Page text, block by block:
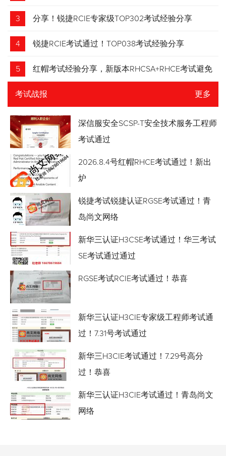
3 分享！锐捷RCIE专家级TOP302考试经验分享
4 锐捷RCIE考试通过！TOP038考试经验分享
5 红帽考试经验分享，新版本RHCSA+RHCE考试避免
踩坑
考试战报 更多
深信服安全SCSP-T安全技术服务工程师
考试通过
2026.8.4号红帽RHCE考试通过！新出
炉
锐捷考试锐捷认证RGSE考试通过！青
岛尚文网络
新华三认证H3CSE考试通过！华三考试
SE考试通过通过
RGSE考试RCIE考试通过！恭喜
新华三认证H3CIE专家级工程师考试通
过！7.31号考试通过
新华三H3CIE考试通过！7.29号高分
过！恭喜
新华三认证H3CIE考试通过！青岛尚文
网络